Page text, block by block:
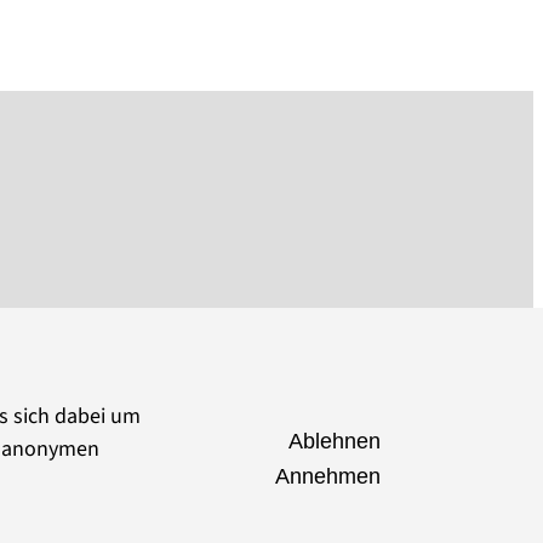
sich dabei um
Ablehnen
Annehmen